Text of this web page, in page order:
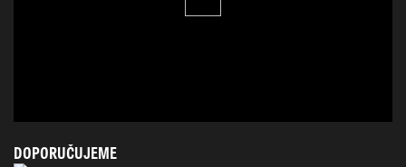
DOPORUČUJEME